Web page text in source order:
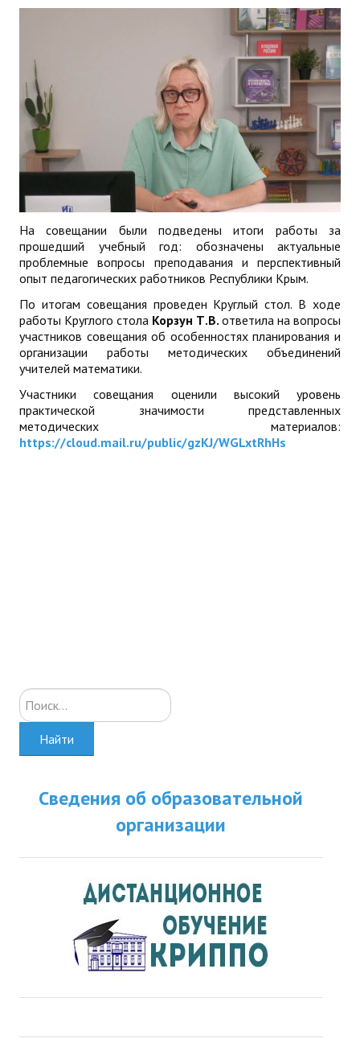
На совещании были подведены итоги работы за
прошедший учебный год: обозначены актуальные
проблемные вопросы преподавания и перспективный
опыт педагогических работников Республики Крым.
По итогам совещания проведен Круглый стол. В ходе
работы Круглого стола Корзун Т.В. ответила на вопросы
участников совещания об особенностях планирования и
организации работы методических объединений
учителей математики.
Участники совещания оценили высокий уровень
практической значимости представленных
методических материалов:
https://cloud.mail.ru/public/gzKJ/WGLxtRhHs
Искать...
Найти
Сведения об образовательной
организации